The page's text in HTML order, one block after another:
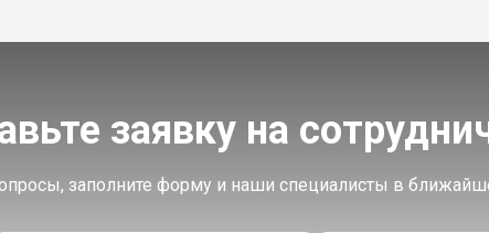
заявку на
заполните форму и наши специалисты в